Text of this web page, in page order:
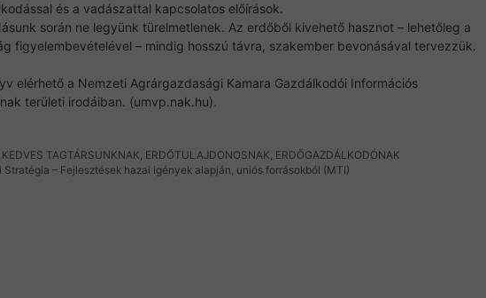
és a vadászattal kapcsolatos előírások.
során ne legyünk türelmetlenek. Az erdőből kivehető hasznot – lehetőleg a
figyelembevételével – mindig hosszú távra, szakember bevonásával tervezzük.
elérhető a Nemzeti Agrárgazdasági Kamara Gazdálkodói Információs
területi irodáiban. (umvp.nak.hu).
TAGTÁRSUNKNAK, ERDŐTULAJDONOSNAK, ERDŐGAZDÁLKODÓNAK
Stratégia – Fejlesztések hazai igények alapján, uniós forrásokból (MTI)